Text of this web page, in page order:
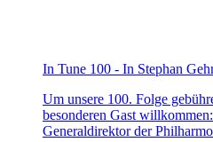
In Tune 100 - In Stephan
Um unsere 100. Folge
besonderen Gast
Generaldirektor der